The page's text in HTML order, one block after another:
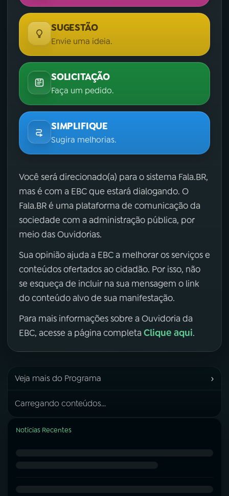
SUGESTÃO
Envie uma ideia.
SOLICITAÇÃO
Faça um pedido.
SIMPLIFIQUE
Sugira melhorias.
Você será direcionado(a) para o sistema Fala.BR,
mas é com a EBC que estará dialogando. O
Fala.BR é uma plataforma de comunicação da
sociedade com a administração pública, por
meio das Ouvidorias.
Sua opinião ajuda a EBC a melhorar os serviços e
conteúdos ofertados ao cidadão. Por isso, não
se esqueça de incluir na sua mensagem o link
do conteúdo alvo de sua manifestação.
Para mais informações sobre a Ouvidoria da
EBC, acesse a página completa Clique aqui.
Veja mais do Programa ›
Carregando conteúdos...
Notícias Recentes